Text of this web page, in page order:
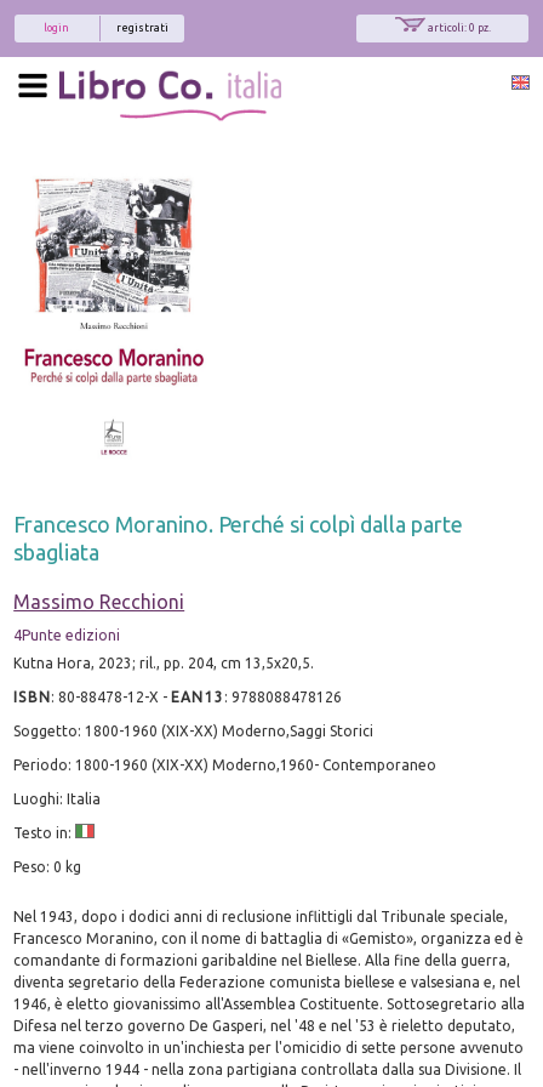
articoli: 0 pz.
registrati
login
Francesco Moranino. Perché si colpì dalla parte
sbagliata
Massimo Recchioni
4Punte edizioni
Kutna Hora, 2023; ril., pp. 204, cm 13,5x20,5.
ISBN:80-88478-12-X - EAN13 :9788088478126
Soggetto: 1800-1960 (XIX-XX) Moderno,Saggi Storici
Periodo: 1800-1960 (XIX-XX) Moderno,1960- Contemporaneo
Luoghi: Italia
Testo in:
Peso: 0 kg
Nel 1943, dopo i dodici anni di reclusione inflittigli dal Tribunale speciale,
Francesco Moranino, con il nome di battaglia di «Gemisto», organizza ed è
comandante di formazioni garibaldine nel Biellese. Alla fine della guerra,
diventa segretario della Federazione comunista biellese e valsesiana e, nel
1946, è eletto giovanissimo all'Assemblea Costituente. Sottosegretario alla
Difesa nel terzo governo De Gasperi, nel '48 e nel '53 è rieletto deputato,
ma viene coinvolto in un'inchiesta per l'omicidio di sette persone avvenuto
- nell'inverno 1944 - nella zona partigiana controllata dalla sua Divisione. Il